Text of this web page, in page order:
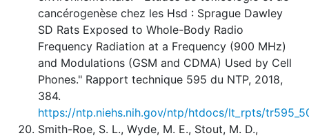
cancérogenèse chez les Hsd : Sprague Dawley
SD Rats Exposed to Whole-Body Radio
Frequency Radiation at a Frequency (900 MHz)
and Modulations (GSM and CDMA) Used by Cell
Phones." Rapport technique 595 du NTP, 2018,
384.
https://ntp.niehs.nih.gov/ntp/htdocs/lt_rpts/
Smith-Roe, S. L., Wyde, M. E., Stout, M. D.,